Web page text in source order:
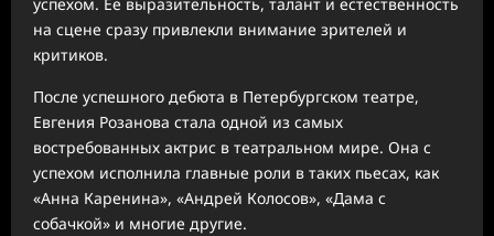
успехом. Ее выразительность, талант и естественность
на сцене сразу привлекли внимание зрителей и
критиков.
После успешного дебюта в Петербургском театре,
Евгения Розанова стала одной из самых
востребованных актрис в театральном мире. Она с
успехом исполнила главные роли в таких пьесах, как
«Анна Каренина», «Андрей Колосов», «Дама с
собачкой» и многие другие.